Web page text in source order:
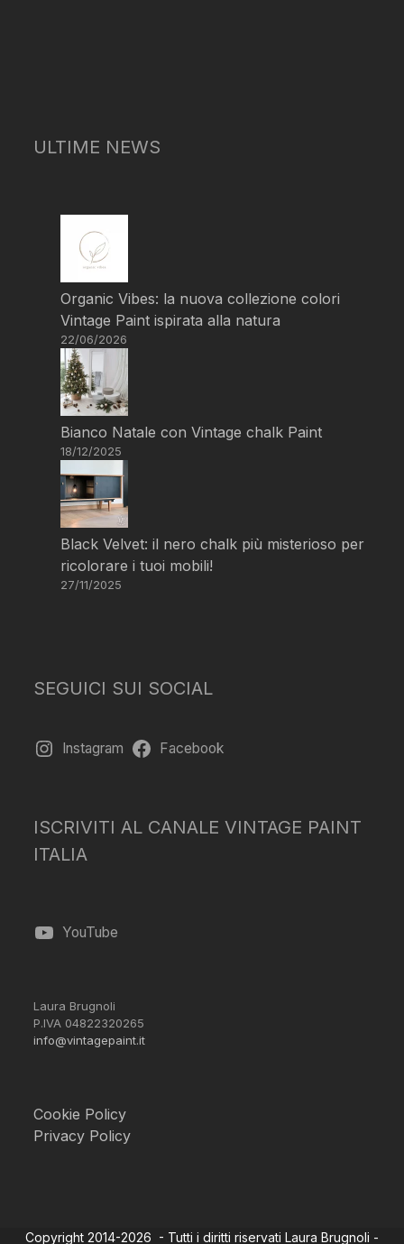
ULTIME NEWS
Organic Vibes: la nuova collezione colori
Vintage Paint ispirata alla natura
22/06/2026
Bianco Natale con Vintage chalk Paint
18/12/2025
Black Velvet: il nero chalk più misterioso per
ricolorare i tuoi mobili!
27/11/2025
SEGUICI SUI SOCIAL
Instagram Facebook
ISCRIVITI AL CANALE VINTAGE PAINT
ITALIA
YouTube
Laura Brugnoli
P.IVA 04822320265
info@vintagepaint.it
Cookie Policy
Privacy Policy
Copyright 2014-2026 - Tutti i diritti riservati Laura Brugnoli -